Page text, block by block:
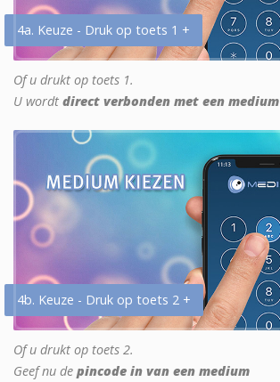
4a. Keuze - Druk op toets 1 +
Of u drukt op toets 1.
U wordt direct verbonden met een medium
4b. Keuze - Druk op toets 2 +
Of u drukt op toets 2.
Geef nu de pincode in van een medium